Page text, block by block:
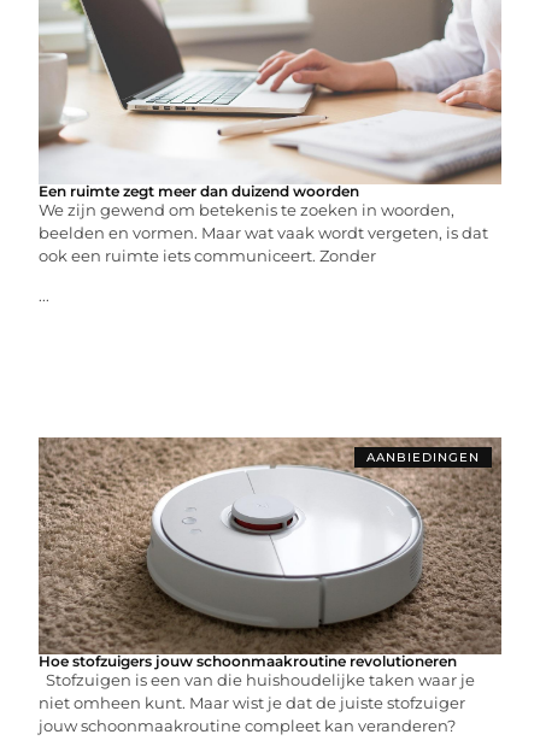
Een ruimte zegt meer dan duizend woorden
We zijn gewend om betekenis te zoeken in woorden,
beelden en vormen. Maar wat vaak wordt vergeten, is dat
ook een ruimte iets communiceert. Zonder
...
AANBIEDINGEN
Hoe stofzuigers jouw schoonmaakroutine revolutioneren
Stofzuigen is een van die huishoudelijke taken waar je
niet omheen kunt. Maar wist je dat de juiste stofzuiger
jouw schoonmaakroutine compleet kan veranderen?